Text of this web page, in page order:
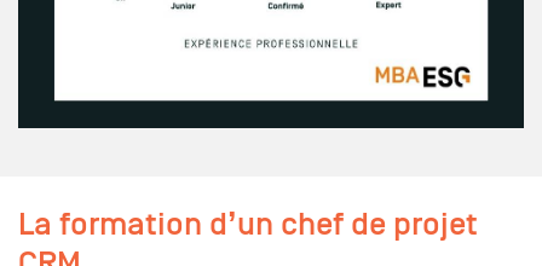
La formation d’un chef de projet